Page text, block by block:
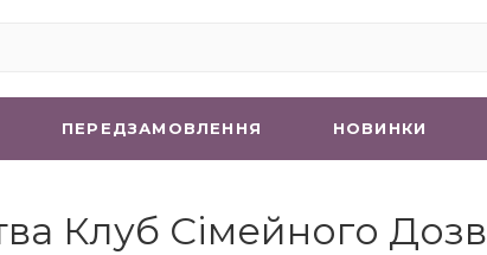
ПЕРЕДЗАМОВЛЕННЯ НОВИНКИ
Клуб Сімейного